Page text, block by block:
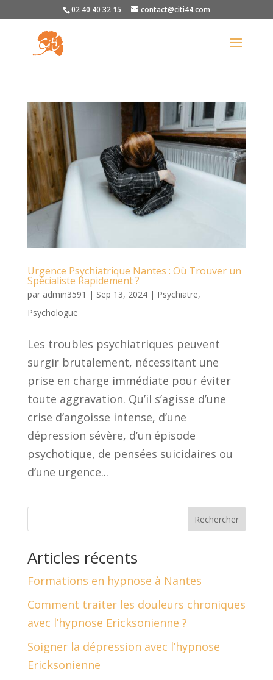
02 40 40 32 15 contact@citi44.com
Urgence Psychiatrique Nantes : Où Trouver un
Spécialiste Rapidement ?
par admin3591 | Sep 13, 2024| Psychiatre,
Psychologue
Les troubles psychiatriques peuvent
surgir brutalement, nécessitant une
prise en charge immédiate pour éviter
toute aggravation. Qu’il s’agisse d’une
crise d’angoisse intense, d’une
dépression sévère, d’un épisode
psychotique, de pensées suicidaires ou
d’une urgence...
Rechercher
Articles récents
Formations en hypnose à Nantes
Comment traiter les douleurs chroniques
avec l’hypnose Ericksonienne ?
Soigner la dépression avec l’hypnose
Ericksonienne